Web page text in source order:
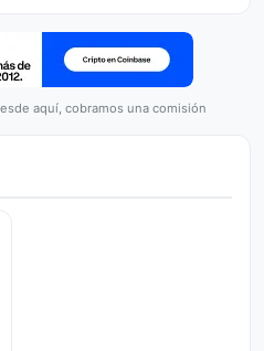
aquí, cobramos una comisión